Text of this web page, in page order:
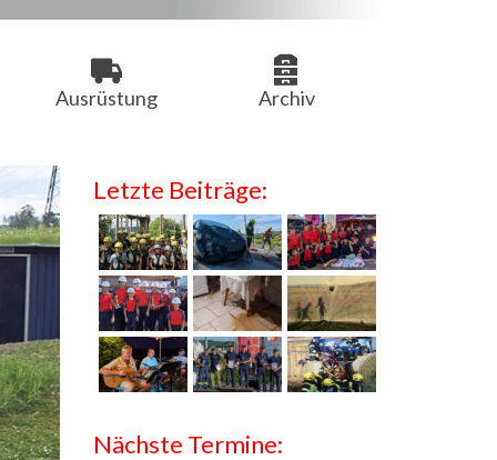
Ausrüstung Archiv
Letzte Beiträge:
Nächste Termine: